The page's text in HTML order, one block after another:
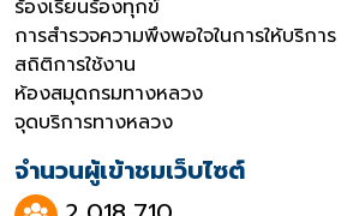
ร้องเรียนร้องทุกข์
การสำรวจความพึงพอใจในการให้บริการ
สถิติการใช้งาน
ห้องสมุดกรมทางหลวง
จุดบริการทางหลวง
จำนวนผู้เข้าชมเว็บไซต์